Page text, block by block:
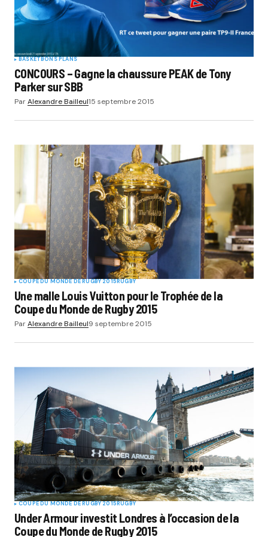
Submit Comment
BASKETBONS PLANS
CONCOURS – Gagne la chaussure PEAK de Tony
Parker sur SBB
ParAlexandre Bailleul15 septembre 2015
COUPE DU MONDE DE RUGBY 2015 RUGBY
Une malle Louis Vuitton pour le Trophée de la
Coupe du Monde de Rugby 2015
ParAlexandre Bailleul9 septembre 2015
COUPE DU MONDE DE RUGBY 2015RUGBY
Under Armour investit Londres à l’occasion de la
Coupe du Monde de Rugby 2015